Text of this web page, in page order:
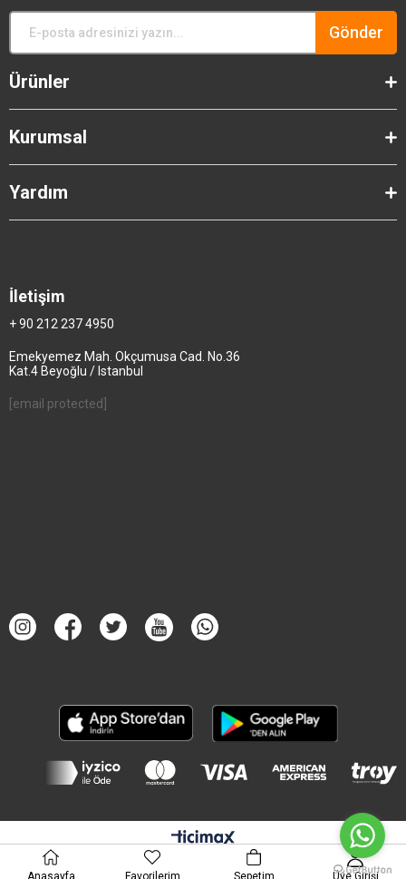
Gönder
Ürünler
Kurumsal
Yardım
İletişim
+ 90 212 237 4950
Emekyemez Mah. Okçumusa Cad. No.36
Kat.4 Beyoğlu / Istanbul
[email protected]
Anasayfa Favorilerim Sepetim